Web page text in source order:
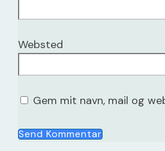
Websted
Gem mit navn, mail og